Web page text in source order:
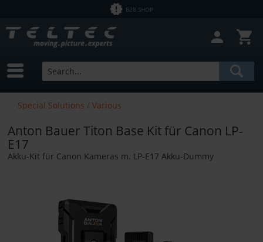
B2B SHOP
Special Solutions / Various
Anton Bauer Titon Base Kit für Canon LP-
E17
Akku-Kit für Canon Kameras m. LP-E17 Akku-Dummy